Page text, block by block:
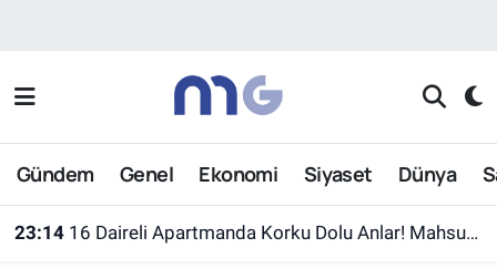
Gündem Genel Ekonomi Siyaset Dünya
23:14 16 Daireli Apartmanda Korku Dolu Anlar! Mahsur Kalanlar Kurtarıldı
Nöbetçi Eczaneler
Hava Durumu